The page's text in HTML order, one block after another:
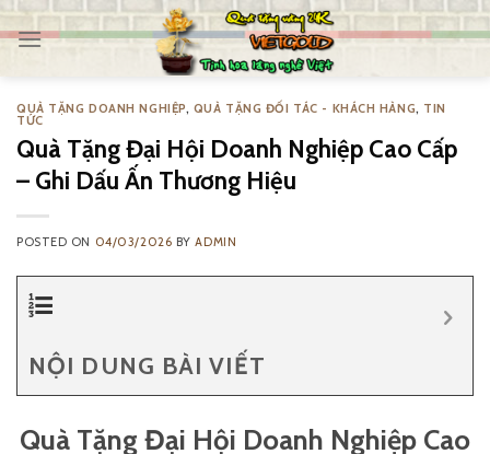
Skip
to
QUÀ TẶNG DOANH NGHIỆP, QUÀ TẶNG ĐỐI TÁC - KHÁCH HÀNG, TIN
TỨC
Quà Tặng Đại Hội Doanh Nghiệp Cao Cấp
– Ghi Dấu Ấn Thương Hiệu
POSTED ON 04/03/2026 BYADMIN
NỘI DUNG BÀI VIẾT
Quà Tặng Đại Hội Doanh Nghiệp Cao